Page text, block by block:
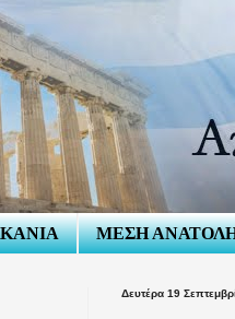
ΜΕΣΗ
Δευτέρα 19